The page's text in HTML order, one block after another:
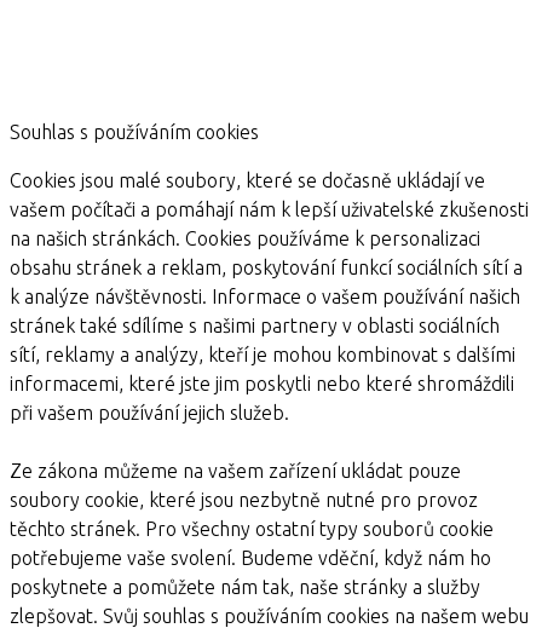
Souhlas s používáním cookies
Cookies jsou malé soubory, které se dočasně ukládají ve
vašem počítači a pomáhají nám k lepší uživatelské zkušenosti
na našich stránkách. Cookies používáme k personalizaci
obsahu stránek a reklam, poskytování funkcí sociálních sítí a
k analýze návštěvnosti. Informace o vašem používání našich
stránek také sdílíme s našimi partnery v oblasti sociálních
sítí, reklamy a analýzy, kteří je mohou kombinovat s dalšími
informacemi, které jste jim poskytli nebo které shromáždili
při vašem používání jejich služeb.
Ze zákona můžeme na vašem zařízení ukládat pouze
soubory cookie, které jsou nezbytně nutné pro provoz
těchto stránek. Pro všechny ostatní typy souborů cookie
potřebujeme vaše svolení. Budeme vděční, když nám ho
poskytnete a pomůžete nám tak, naše stránky a služby
zlepšovat. Svůj souhlas s používáním cookies na našem webu